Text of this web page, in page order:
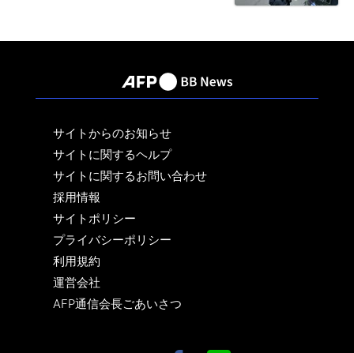
サイトからのお知らせ
サイトに関するヘルプ
サイトに関するお問い合わせ
採用情報
サイトポリシー
プライバシーポリシー
利用規約
運営会社
AFP通信会長ごあいさつ